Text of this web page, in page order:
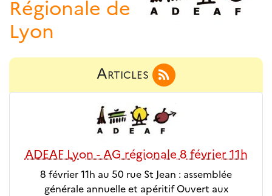
Régionale de
Lyon
Articles
ADEAF Lyon - AG régionale 8 février 11h
8 février 11h au 50 rue St Jean : assemblée
générale annuelle et apéritif Ouvert aux